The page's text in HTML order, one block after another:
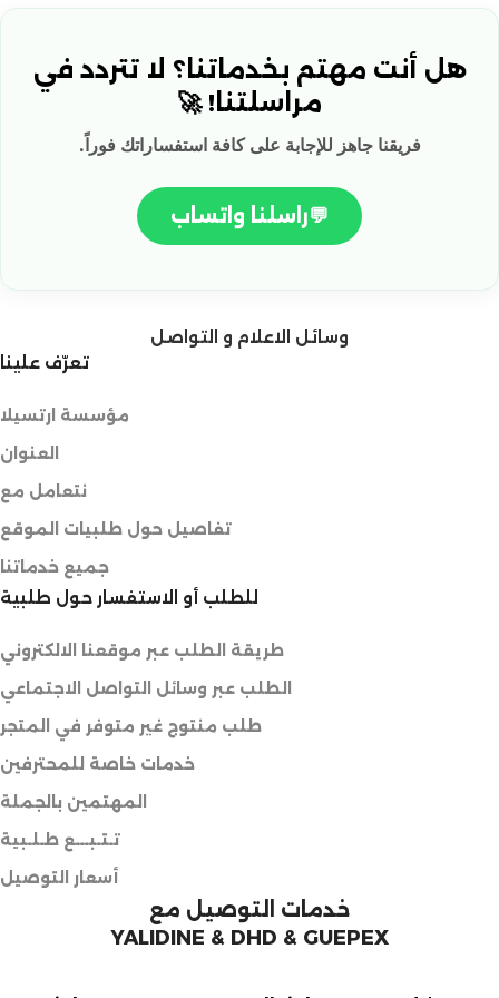
هل أنت مهتم بخدماتنا؟ لا تتردد في
مراسلتنا! 🚀
فريقنا جاهز للإجابة على كافة استفساراتك فوراً.
💬راسلنا واتساب
وسائل الاعلام و التواصل
تعرّف علينا
مؤسسة ارتسيلا
العنوان
نتعامل مع
تفاصيل حول طلبيات الموقع
جميع خدماتنا
للطلب أو الاستفسار حول طلبية
طريقة الطلب عبر موقعنا الالكتروني
الطلب عبر وسائل التواصل الاجتماعي
طلب منتوج غير متوفر في المتجر
خدمات خاصة للمحترفين
المهتمين بالجملة
تـتـبـــع طـلـبية
أسعار التوصيل
خدمات التوصيل مع
YALIDINE & DHD & GUEPEX